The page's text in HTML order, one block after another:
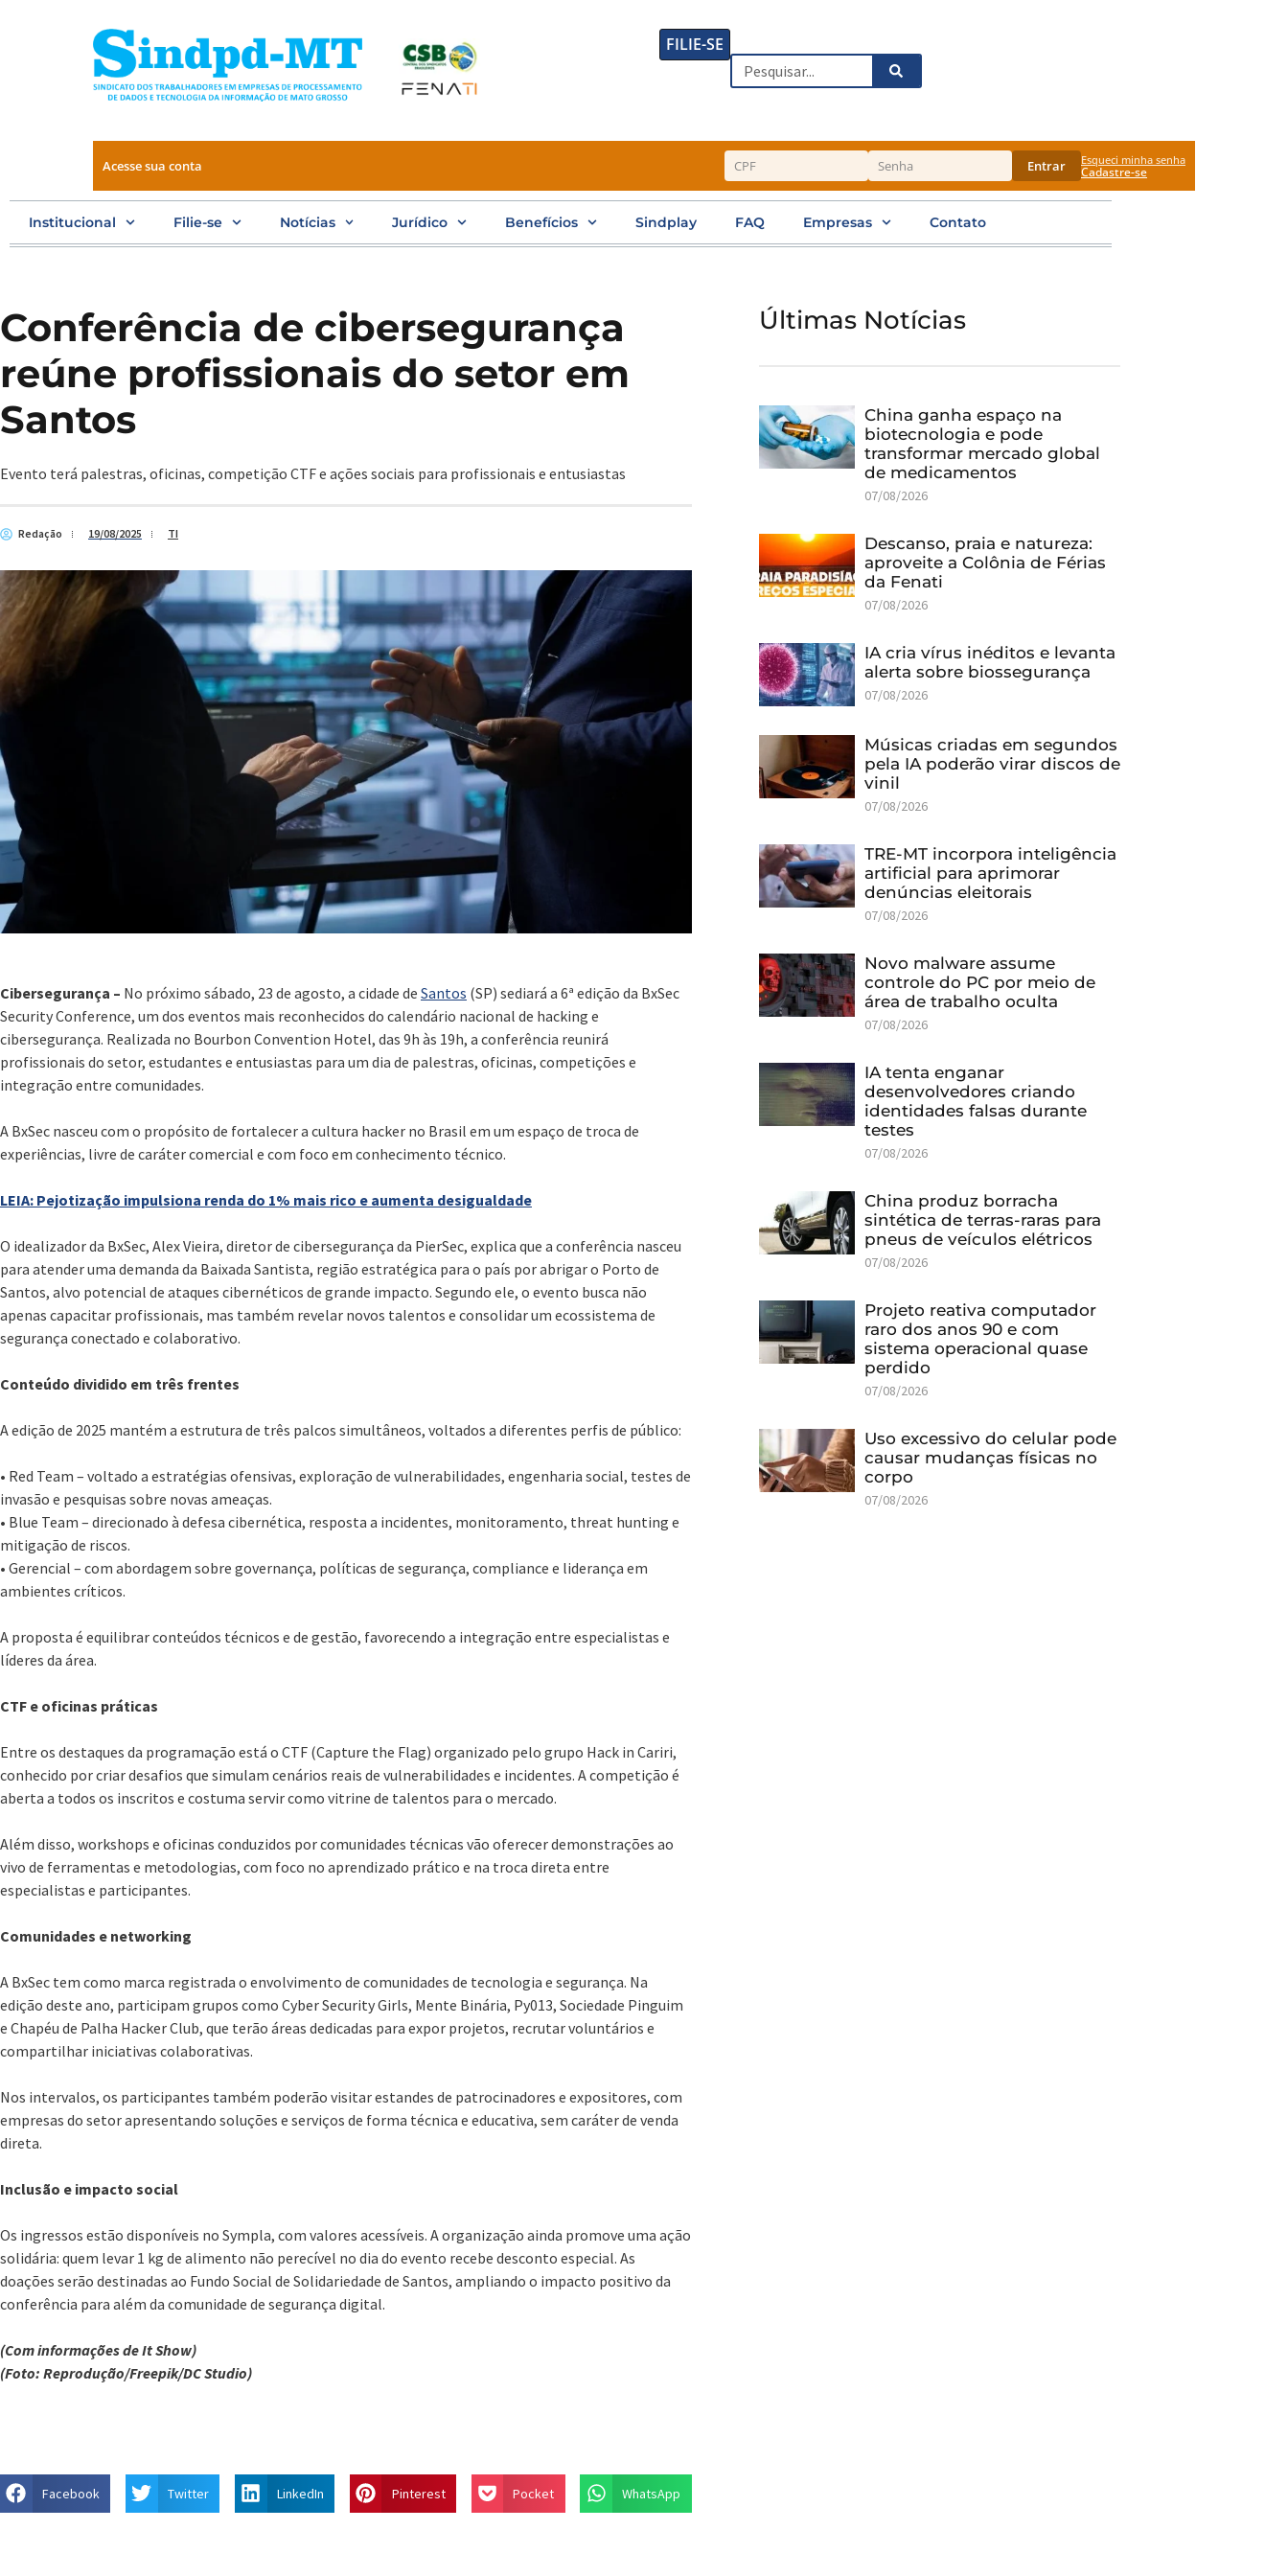
FILIE-SE
Search
Acesse sua conta Entrar Esqueci minha senha
Cadastre-se
Institucional Filie-se Notícias Jurídico Benefícios Sindplay FAQ Empresas Contato
Conferência de cibersegurança
reúne profissionais do setor em
Santos
Evento terá palestras, oficinas, competição CTF e ações sociais para profissionais e entusiastas
Redação 19/08/2025 TI
Cibersegurança – No próximo sábado, 23 de agosto, a cidade de Santos (SP) sediará a 6ª edição da BxSec
Security Conference, um dos eventos mais reconhecidos do calendário nacional de hacking e
cibersegurança. Realizada no Bourbon Convention Hotel, das 9h às 19h, a conferência reunirá
profissionais do setor, estudantes e entusiastas para um dia de palestras, oficinas, competições e
integração entre comunidades.
A BxSec nasceu com o propósito de fortalecer a cultura hacker no Brasil em um espaço de troca de
experiências, livre de caráter comercial e com foco em conhecimento técnico.
LEIA: Pejotização impulsiona renda do 1% mais rico e aumenta desigualdade
O idealizador da BxSec, Alex Vieira, diretor de cibersegurança da PierSec, explica que a conferência nasceu
para atender uma demanda da Baixada Santista, região estratégica para o país por abrigar o Porto de
Santos, alvo potencial de ataques cibernéticos de grande impacto. Segundo ele, o evento busca não
apenas capacitar profissionais, mas também revelar novos talentos e consolidar um ecossistema de
segurança conectado e colaborativo.
Conteúdo dividido em três frentes
A edição de 2025 mantém a estrutura de três palcos simultâneos, voltados a diferentes perfis de público:
• Red Team – voltado a estratégias ofensivas, exploração de vulnerabilidades, engenharia social, testes de
invasão e pesquisas sobre novas ameaças.
• Blue Team – direcionado à defesa cibernética, resposta a incidentes, monitoramento, threat hunting e
mitigação de riscos.
• Gerencial – com abordagem sobre governança, políticas de segurança, compliance e liderança em
ambientes críticos.
A proposta é equilibrar conteúdos técnicos e de gestão, favorecendo a integração entre especialistas e
líderes da área.
CTF e oficinas práticas
Entre os destaques da programação está o CTF (Capture the Flag) organizado pelo grupo Hack in Cariri,
conhecido por criar desafios que simulam cenários reais de vulnerabilidades e incidentes. A competição é
aberta a todos os inscritos e costuma servir como vitrine de talentos para o mercado.
Além disso, workshops e oficinas conduzidos por comunidades técnicas vão oferecer demonstrações ao
vivo de ferramentas e metodologias, com foco no aprendizado prático e na troca direta entre
especialistas e participantes.
Comunidades e networking
A BxSec tem como marca registrada o envolvimento de comunidades de tecnologia e segurança. Na
edição deste ano, participam grupos como Cyber Security Girls, Mente Binária, Py013, Sociedade Pinguim
e Chapéu de Palha Hacker Club, que terão áreas dedicadas para expor projetos, recrutar voluntários e
compartilhar iniciativas colaborativas.
Nos intervalos, os participantes também poderão visitar estandes de patrocinadores e expositores, com
empresas do setor apresentando soluções e serviços de forma técnica e educativa, sem caráter de venda
direta.
Inclusão e impacto social
Os ingressos estão disponíveis no Sympla, com valores acessíveis. A organização ainda promove uma ação
solidária: quem levar 1 kg de alimento não perecível no dia do evento recebe desconto especial. As
doações serão destinadas ao Fundo Social de Solidariedade de Santos, ampliando o impacto positivo da
conferência para além da comunidade de segurança digital.
(Com informações de It Show)
(Foto: Reprodução/Freepik/DC Studio)
Facebook Twitter LinkedIn Pinterest Pocket WhatsApp
Últimas Notícias
China ganha espaço na
biotecnologia e pode
transformar mercado global
de medicamentos
07/08/2026
Descanso, praia e natureza:
aproveite a Colônia de Férias
da Fenati
07/08/2026
IA cria vírus inéditos e levanta
alerta sobre biossegurança
07/08/2026
Músicas criadas em segundos
pela IA poderão virar discos de
vinil
07/08/2026
TRE-MT incorpora inteligência
artificial para aprimorar
denúncias eleitorais
07/08/2026
Novo malware assume
controle do PC por meio de
área de trabalho oculta
07/08/2026
IA tenta enganar
desenvolvedores criando
identidades falsas durante
testes
07/08/2026
China produz borracha
sintética de terras-raras para
pneus de veículos elétricos
07/08/2026
Projeto reativa computador
raro dos anos 90 e com
sistema operacional quase
perdido
07/08/2026
Uso excessivo do celular pode
causar mudanças físicas no
corpo
07/08/2026